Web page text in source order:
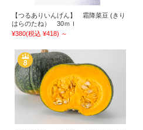
【つるありいんげん】 霜降菜豆 (きり
はらのたね） 30ｍｌ
¥380(税込 ¥418) ～